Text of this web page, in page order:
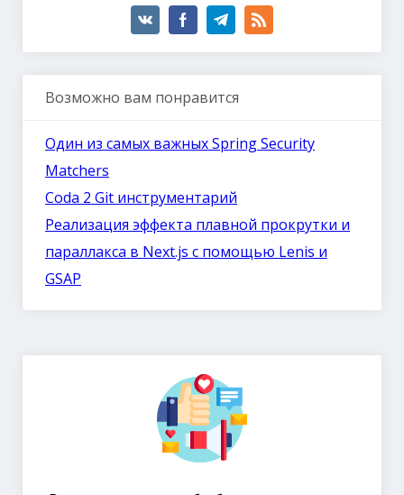
Возможно вам понравится
Один из самых важных Spring Security
Matchers
Coda 2 Git инструментарий
Реализация эффекта плавной прокрутки и
параллакса в Next.js с помощью Lenis и
GSAP